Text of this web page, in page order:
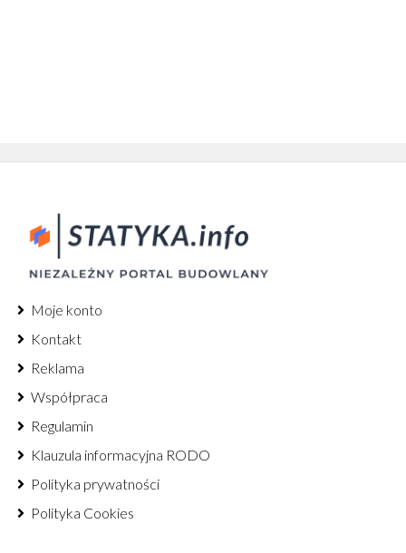
Moje konto
Kontakt
Reklama
Współpraca
Regulamin
Klauzula informacyjna RODO
Polityka prywatności
Polityka Cookies